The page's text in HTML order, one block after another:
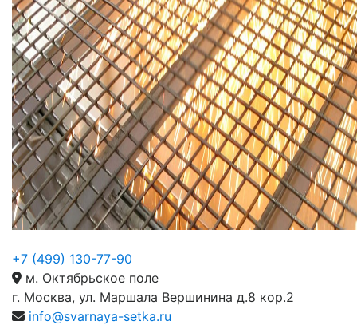
+7 (499) 130-77-90
м. Октябрьское поле
г. Москва, ул. Маршала Вершинина д.8 кор.2
info@svarnaya-setka.ru